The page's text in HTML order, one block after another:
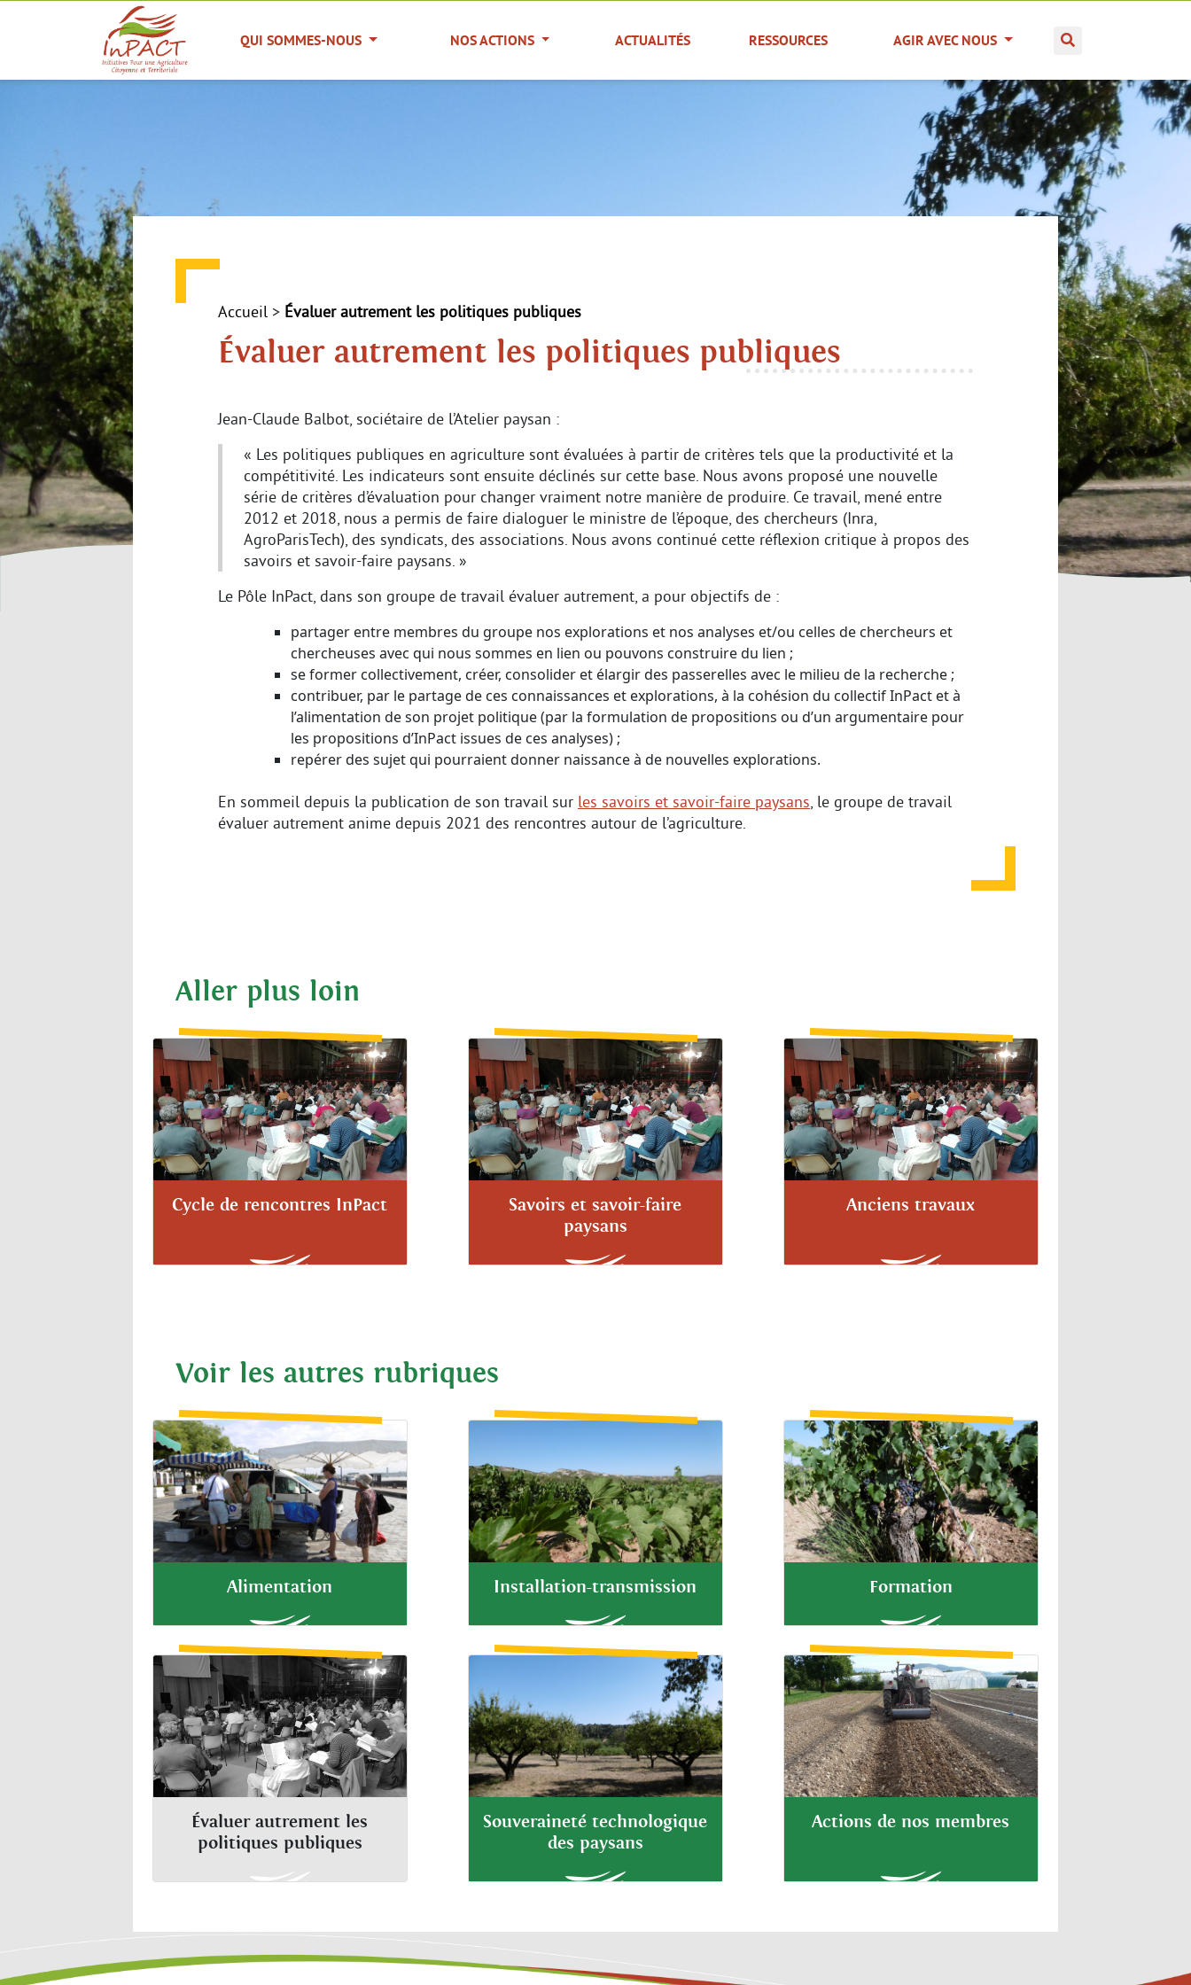
QUI SOMMES-NOUS NOS ACTIONS ACTUALITÉS RESSOURCES AGIR AVEC NOUS
Accueil > Évaluer autrement les politiques publiques
Évaluer autrement les politiques publiques
Jean-Claude Balbot, sociétaire de l’Atelier paysan :
« Les politiques publiques en agriculture sont évaluées à partir de critères tels que la productivité et la
compétitivité. Les indicateurs sont ensuite déclinés sur cette base. Nous avons proposé une nouvelle
série de critères d’évaluation pour changer vraiment notre manière de produire. Ce travail, mené entre
2012 et 2018, nous a permis de faire dialoguer le ministre de l’époque, des chercheurs (Inra,
AgroParisTech), des syndicats, des associations. Nous avons continué cette réflexion critique à propos des
savoirs et savoir-faire paysans. »
Le Pôle InPact, dans son groupe de travail évaluer autrement, a pour objectifs de :
partager entre membres du groupe nos explorations et nos analyses et/ou celles de chercheurs et
chercheuses avec qui nous sommes en lien ou pouvons construire du lien ;
se former collectivement, créer, consolider et élargir des passerelles avec le milieu de la recherche ;
contribuer, par le partage de ces connaissances et explorations, à la cohésion du collectif InPact et à
l’alimentation de son projet politique (par la formulation de propositions ou d’un argumentaire pour
les propositions d’InPact issues de ces analyses) ;
repérer des sujet qui pourraient donner naissance à de nouvelles explorations.
En sommeil depuis la publication de son travail sur les savoirs et savoir-faire paysans, le groupe de travail
évaluer autrement anime depuis 2021 des rencontres autour de l’agriculture.
Aller plus loin
Cycle de rencontres InPact
Savoirs et savoir-faire
paysans
Anciens travaux
Voir les autres rubriques
Alimentation Installation-transmission Formation
Évaluer autrement les
politiques publiques
Souveraineté technologique
des paysans
Actions de nos membres
Panneau de gestion des cookies